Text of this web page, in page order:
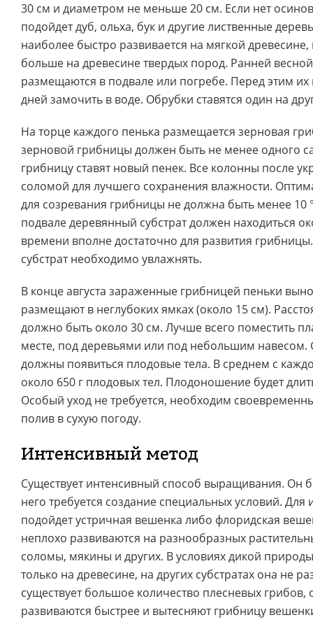
30 см и диаметром не меньше 20 см. Если нет
подойдет дуб, ольха, бук и другие лиственные
наиболее быстро развивается на мягкой
больше на древесине твердых пород. Ранней
размещаются в подвале или погребе. Перед этим
дней замочить в воде. Обрубки ставятся один на
На торце каждого пенька размещается зерновая
зерновой грибницы должен быть не менее одного
грибницу ставят новый пенек. Все колонны после
соломой для лучшего сохранения влажности.
для созревания грибницы не должна быть менее 10
подвале деревянный субстрат должен находиться
времени вполне достаточно для развития
субстрат необходимо увлажнять.
В конце августа зараженные грибницей пеньки
размещают в неглубоких ямках (около 15 см).
должно быть около 30 см. Лучше всего поместить
месте, под деревьями или под небольшим навесом.
должны появиться плодовые тела. В среднем с
около 650 г плодовых тел. Плодоношение будет
Особый уход не требуется, необходим
полив в сухую погоду.
Интенсивный метод
Существует интенсивный способ выращивания. Он
него требуется создание специальных условий. Для
подойдет устричная вешенка либо флоридская
неплохо развиваются на разнообразных
соломы, мякины и других. В условиях дикой
только на древесине, на других субстратах она не
существует большое количество плесневых
развиваются быстрее и вытесняют грибницу